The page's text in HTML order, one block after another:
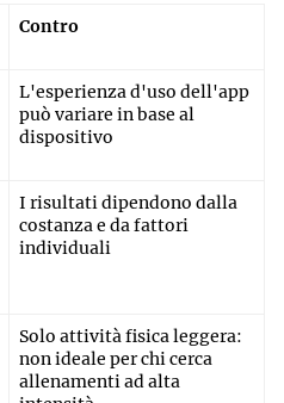
Contro
L'esperienza d'uso dell'app
può variare in base al
dispositivo
I risultati dipendono dalla
costanza e da fattori
individuali
Solo attività fisica leggera:
non ideale per chi cerca
allenamenti ad alta